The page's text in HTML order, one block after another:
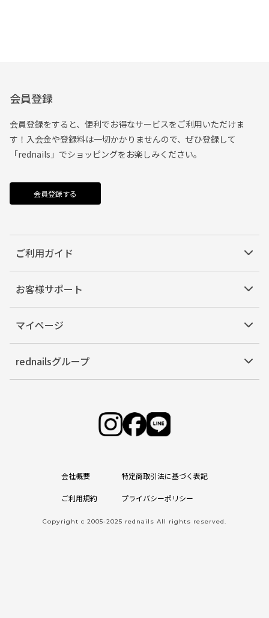
会員登録
会員登録をすると、便利でお得なサービスをご利用いただけま
す！入会金や登録料は一切かかりませんので、ぜひ登録して
「rednails」でショッピングをお楽しみください。
会員登録する
ご利用ガイド
お客様サポート
マイページ
rednailsグループ
会社概要 特定商取引法に基づく表記
ご利用規約 プライバシーポリシー
Copyright c 2005-2025 rednails All rights reserved.